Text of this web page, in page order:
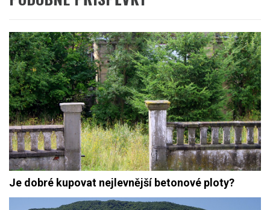
Je dobré kupovat nejlevnější betonové ploty?